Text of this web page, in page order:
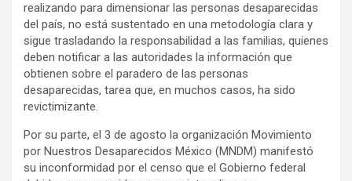
realizando para dimensionar las personas desaparecidas
del país, no está sustentado en una metodología clara y
sigue trasladando la responsabilidad a las familias, quienes
deben notificar a las autoridades la información que
obtienen sobre el paradero de las personas
desaparecidas, tarea que, en muchos casos, ha sido
revictimizante.
Por su parte, el 3 de agosto la organización Movimiento
por Nuestros Desaparecidos México (MNDM) manifestó
su inconformidad por el censo que el Gobierno federal